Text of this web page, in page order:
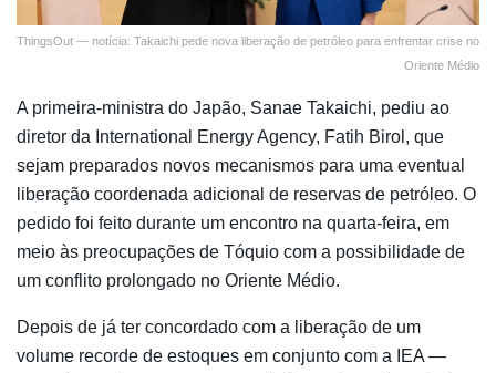
ThingsOut — notícia: Takaichi pede nova liberação de petróleo para enfrentar crise no
Oriente Médio
A primeira-ministra do Japão, Sanae Takaichi, pediu ao
diretor da International Energy Agency, Fatih Birol , que
sejam preparados novos mecanismos para uma eventual
liberação coordenada adicional de reservas de petróleo. O
pedido foi feito durante um encontro na quarta-feira, em
meio às preocupações de Tóquio com a possibilidade de
um conflito prolongado no Oriente Médio.
Depois de já ter concordado com a liberação de um
volume recorde de estoques em conjunto com a IEA —